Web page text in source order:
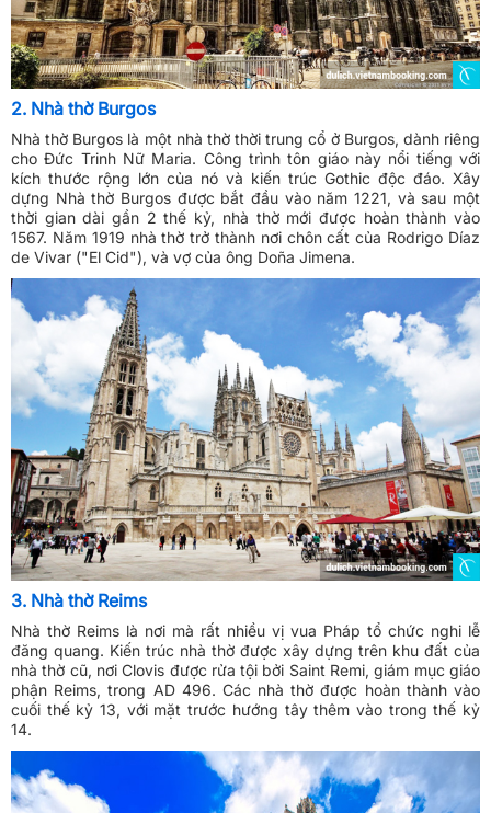
2. Nhà thờ Burgos
Nhà thờ Burgos là một nhà thờ thời trung cổ ở Burgos, dành riêng
cho Đức Trinh Nữ Maria. Công trình tôn giáo này nổi tiếng với
kích thước rộng lớn của nó và kiến trúc Gothic độc đáo. Xây
dựng Nhà thờ Burgos được bắt đầu vào năm 1221, và sau một
thời gian dài gần 2 thế kỷ, nhà thờ mới được hoàn thành vào
1567. Năm 1919 nhà thờ trở thành nơi chôn cất của Rodrigo Díaz
de Vivar ("El Cid"), và vợ của ông Doña Jimena.
3. Nhà thờ Reims
Nhà thờ Reims là nơi mà rất nhiều vị vua Pháp tổ chức nghi lễ
đăng quang. Kiến trúc nhà thờ được xây dựng trên khu đất của
nhà thờ cũ, nơi Clovis được rửa tội bởi Saint Remi, giám mục giáo
phận Reims, trong AD 496. Các nhà thờ được hoàn thành vào
cuối thế kỷ 13, với mặt trước hướng tây thêm vào trong thế kỷ
14.